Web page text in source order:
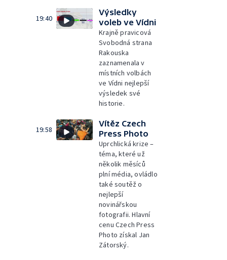
19:40
Výsledky
voleb ve Vídni
Krajně pravicová
Svobodná strana
Rakouska
zaznamenala v
místních volbách
ve Vídni nejlepší
výsledek své
historie.
19:58
Vítěz Czech
Press Photo
Uprchlická krize –
téma, které už
několik měsíců
plní média, ovládlo
také soutěž o
nejlepší
novinářskou
fotografii. Hlavní
cenu Czech Press
Photo získal Jan
Zátorský.